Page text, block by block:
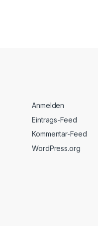
Anmelden
Eintrags-Feed
Kommentar-Feed
WordPress.org